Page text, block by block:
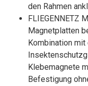
den Rahmen
FLIEGENNETZ
Magnetplatten
Kombination
Klebemagnete
Befestigung